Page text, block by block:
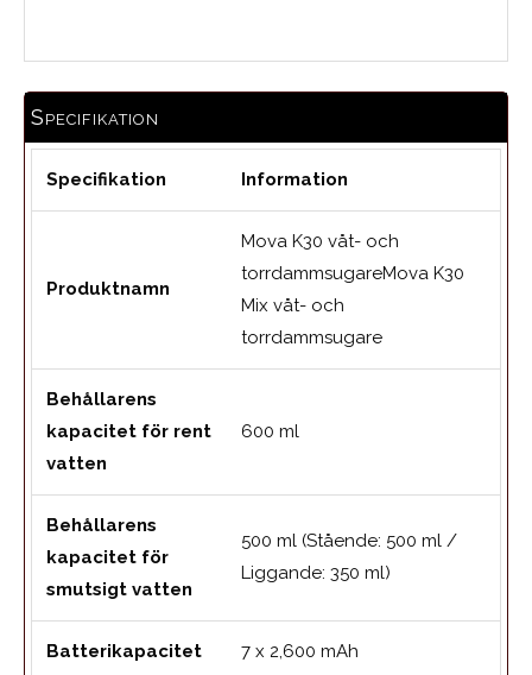
Specifikation
Specifikation Information
Produktnamn
Mova K30 våt- och
torrdammsugareMova K30
Mix våt- och
torrdammsugare
Behållarens
kapacitet för rent
vatten
600 ml
Behållarens
kapacitet för
smutsigt vatten
500 ml (Stående: 500 ml /
Liggande: 350 ml)
Batterikapacitet 7 x 2,600 mAh